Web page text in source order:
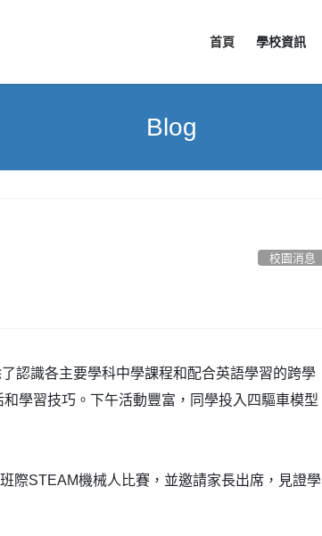
首頁 學校資訊
Blog
校園消息
認識各主要學科中學課程和配合英語學習的跨學
學習技巧。下午活動豐富，同學投入四驅車模型
際STEAM機械人比賽，並邀請家長出席，見證學